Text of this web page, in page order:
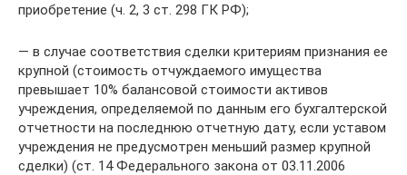
приобретение (ч. 2, 3 ст. 298 ГК РФ);
— в случае соответствия сделки критериям признания ее
крупной (стоимость отчуждаемого имущества
превышает 10% балансовой стоимости активов
учреждения, определяемой по данным его бухгалтерской
отчетности на последнюю отчетную дату, если уставом
учреждения не предусмотрен меньший размер крупной
сделки) (ст. 14 Федерального закона от 03.11.2006